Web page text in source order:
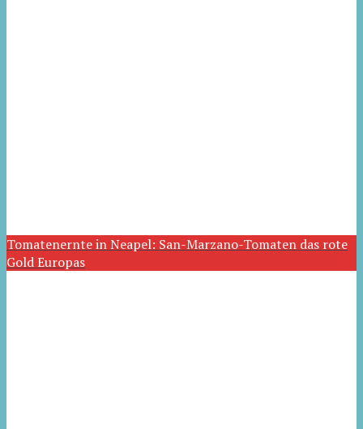
Tomatenernte in Neapel: San-Marzano-Tomaten das rote
Gold Europas